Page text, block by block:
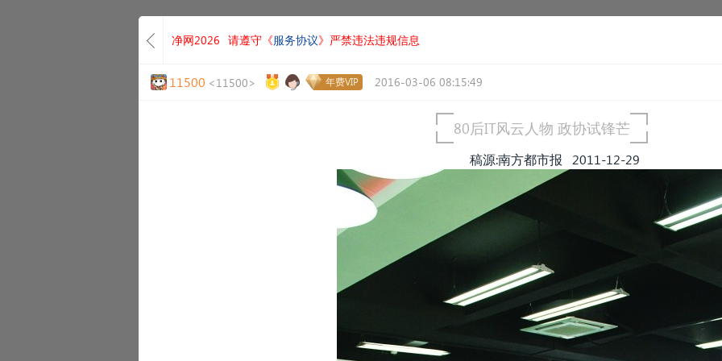
净网2026 请遵守《服务协议》严禁违法违规信息
11500 <11500> 年费VIP 2016-03-06 08:15:49
80后IT风云人物 政协试锋芒
稿源:南方都市报 2011-12-29